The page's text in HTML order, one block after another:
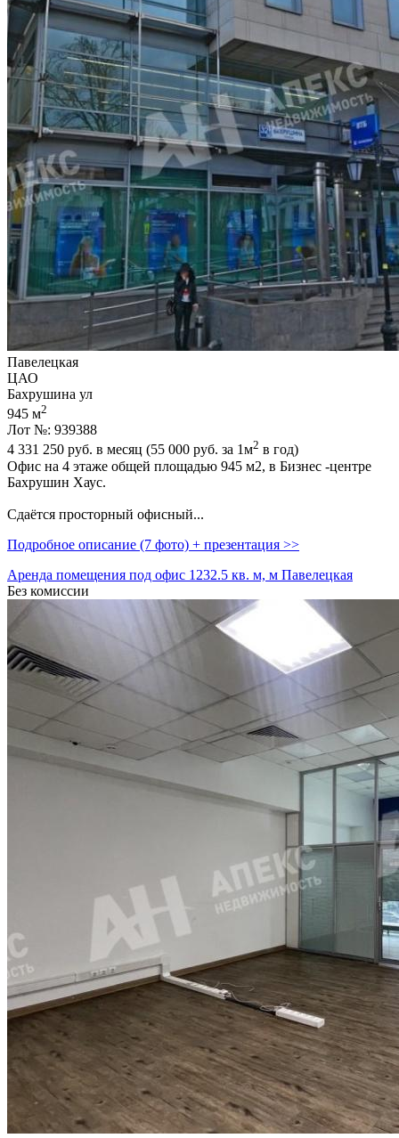
Павелецкая
ЦАО
Бахрушина ул
945 м2
Лот №: 939388
4 331 250 руб. в месяц (55 000 руб. за 1м2 в год)
Офис на 4 этаже общей площадью 945 м2,­ в Бизнес -центре
Бахрушин Хаус.
Сдаётся просторный офисный...
Подробное описание (7 фото) + презентация >>
Аренда помещения под офис 1232.5 кв. м, м Павелецкая
Без комиссии